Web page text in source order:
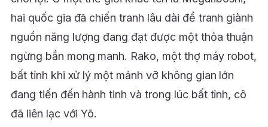
hai quốc gia đã chiến tranh lâu dài để tranh giành
nguồn năng lượng đang đạt được một thỏa thuận
ngừng bắn mong manh. Rako, một thợ máy robot,
bất tỉnh khi xử lý một mảnh vỡ không gian lớn
đang tiến đến hành tinh và trong lúc bất tỉnh, cô
đã liên lạc với Yō.